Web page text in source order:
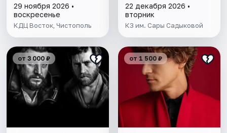
29 ноября 2026 •
воскресенье
КДЦ Восток, Чистополь
22 декабря 2026 •
вторник
КЗ им. Сары Садыковой
от 3 000 ₽ от 1 500 ₽